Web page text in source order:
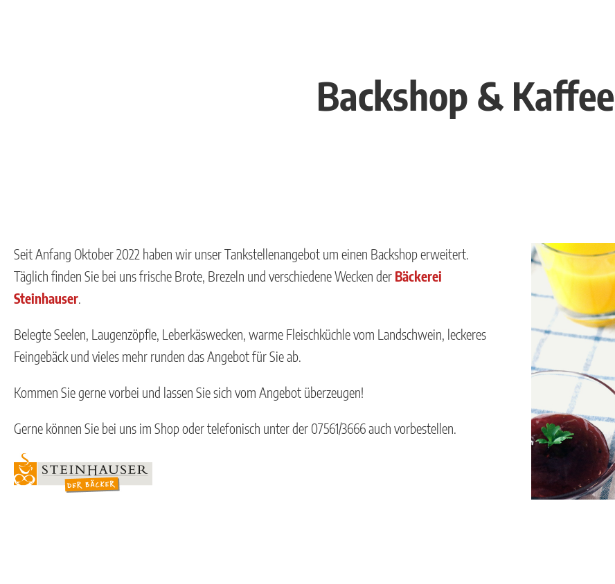
Backshop & Kaffee
Seit Anfang Oktober 2022 haben wir unser Tankstellenangebot um einen Backshop erweitert.
Täglich finden Sie bei uns frische Brote, Brezeln und verschiedene Wecken der Bäckerei
Steinhauser
Belegte Seelen, Laugenzöpfle, Leberkäswecken, warme Fleischküchle vom Landschwein, leckeres
Feingebäck und vieles mehr runden das Angebot für Sie ab.
Kommen Sie gerne vorbei und lassen Sie sich vom Angebot überzeugen!
Gerne können Sie bei uns im Shop oder telefonisch unter der 07561/3666 auch vorbestellen.